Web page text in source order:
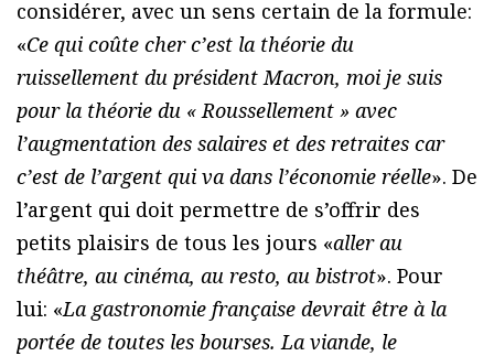
considérer, avec un sens certain de la formule:
«Ce qui coûte cher c’est la théorie du
ruissellement du président Macron, moi je suis
pour la théorie du « Roussellement » avec
l’augmentation des salaires et des retraites car
c’est de l’argent qui va dans l’économie réelle». De
l’argent qui doit permettre de s’offrir des
petits plaisirs de tous les jours «aller au
théâtre, au cinéma, au resto, au bistrot». Pour
lui: «La gastronomie française devrait être à la
portée de toutes les bourses. La viande, le